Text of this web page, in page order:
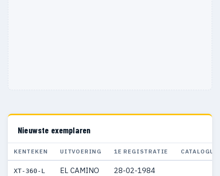
Nieuwste exemplaren
KENTEKEN UITVOERING 1E REGISTRATIE
XT-360-L EL CAMINO 28-02-1984